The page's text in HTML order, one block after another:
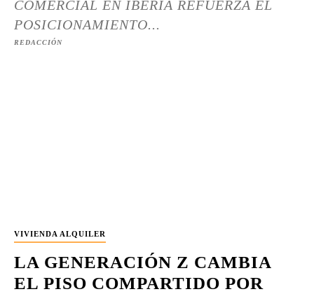
COMERCIAL EN IBERIA REFUERZA EL
POSICIONAMIENTO...
REDACCIÓN
VIVIENDA ALQUILER
LA GENERACIÓN Z CAMBIA
EL PISO COMPARTIDO POR